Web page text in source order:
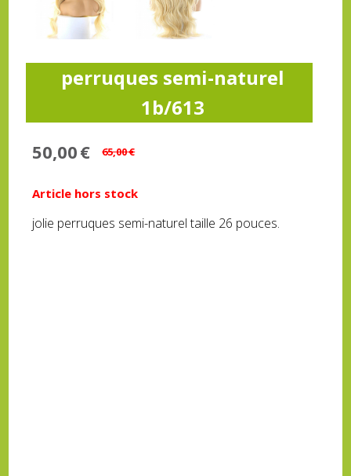
perruques semi-naturel
1b/613
50,00€ 65,00€
Article hors stock
jolie perruques semi-naturel taille 26 pouces.